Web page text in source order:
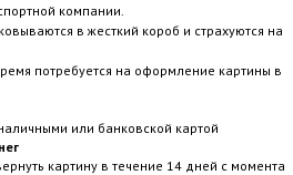
компании.
в жесткий короб и страхуются на
потребуется на оформление картины в
или банковской картой
картину в течение 14 дней с момента